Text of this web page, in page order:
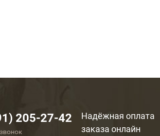
205-27-42
Надёжная оплата
заказа онлайн